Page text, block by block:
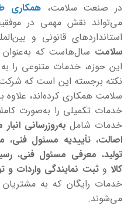
در صنعت سلامت،همکاری
می‌تواند نقش مهمی در
استانداردهای قانونی و
سلامت سال‌هاست که
این حوزه، خدمات متنوعی را
نکته برجسته این است که
سلامت همکاری کرده‌اند،
خدمات تکمیلی را به‌صورت
خدمات شامل به‌روزرسانی
اصالت،تأییدیه مسئول فنی،
تولید، معرفی مسئول فنی،
کالا وثبت نمایندگی واردات و
خدمات رایگان که به مشتریان
می‌شوند.